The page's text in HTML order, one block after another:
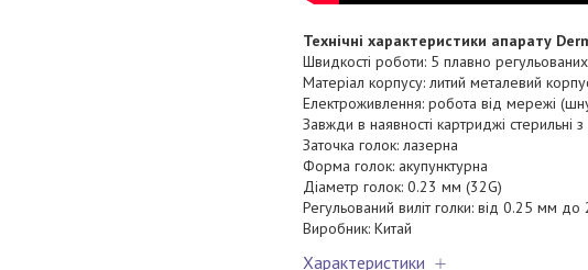
Технічні характеристики апарату
Швидкості роботи: 5 плавно
Матеріал корпусу: литий металевий
Електроживлення: робота від мережі
Завжди в наявності картриджі стерильні
Заточка голок: лазерна
Форма голок: акупунктурна
Діаметр голок: 0.23 мм (32G)
Регульований виліт голки: від 0.25 мм
Виробник: Китай
Характеристики